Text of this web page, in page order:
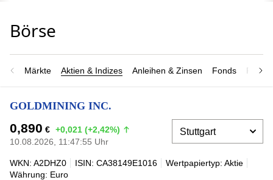
Märkte Aktien & Indizes Anleihen & Zinsen Fonds
GOLDMINING INC.
0,890 € +0,021 (+2,42%)
10.08.2026, 11:47:55 Uhr
WKN: A2DHZ0 ISIN: CA38149E1016
Wertpapiertyp: Aktie
Währung: Euro